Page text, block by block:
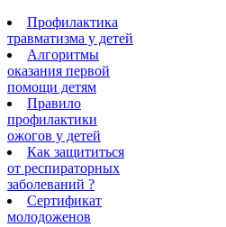
Профилактика
травматизма у детей
Алгоритмы
оказания первой
помощи детям
Правило
профилактики
ожогов у детей
Как защититься
от респираторных
заболеваний ?
Сертификат
молодоженов